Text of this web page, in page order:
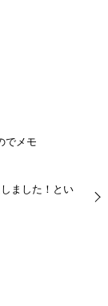
でメモ
ました！とい